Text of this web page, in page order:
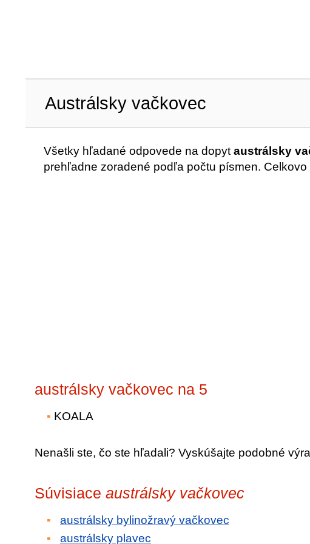
Austrálsky vačkovec
Všetky hľadané odpovede na dopyt austrálsky
prehľadne zoradené podľa počtu písmen.
austrálsky vačkovec na 5
KOALA
Nenašli ste, čo ste hľadali? Vyskúšajte podobné
Súvisiace austrálsky vačkovec
austrálsky bylinožravý vačkovec
austrálsky plavec